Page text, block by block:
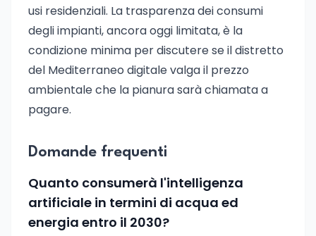
usi residenziali. La trasparenza dei consumi
degli impianti, ancora oggi limitata, è la
condizione minima per discutere se il distretto
del Mediterraneo digitale valga il prezzo
ambientale che la pianura sarà chiamata a
pagare.
Domande frequenti
Quanto consumerà l'intelligenza
artificiale in termini di acqua ed
energia entro il 2030?